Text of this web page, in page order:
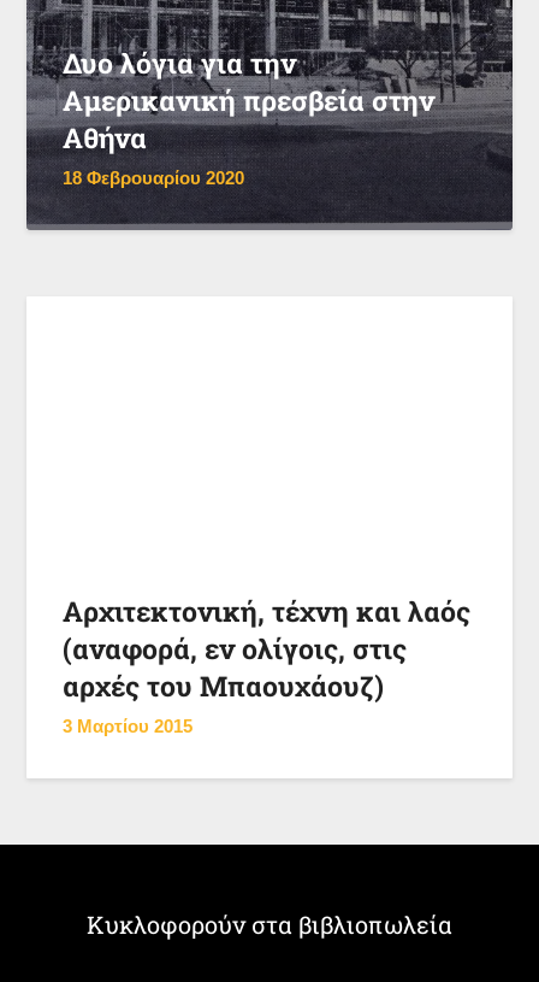
Δυο λόγια για την
Αμερικανική πρεσβεία στην
Αθήνα
18 Φεβρουαρίου 2020
Αρχιτεκτονική, τέχνη και λαός
(αναφορά, εν ολίγοις, στις
αρχές του Μπαουχάουζ)
3 Μαρτίου 2015
Κυκλοφορούν στα βιβλιοπωλεία